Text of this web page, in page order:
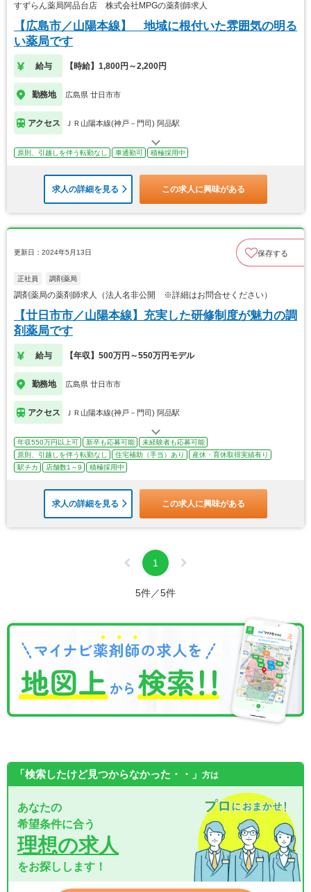
すずらん薬局阿品台店 株式会社MPGの薬剤師求人
【広島市／山陽本線】 地域に根付いた雰囲気の明る
い薬局です
給与 【時給】1,800円～2,200円
勤務地 広島県 廿日市市
アクセス ＪＲ山陽本線(神戸－門司) 阿品駅
原則、引越しを伴う転勤なし 車通勤可 積極採用中
求人の詳細を見る この求人に興味がある
更新日：2024年5月13日 保存する
正社員 調剤薬局
調剤薬局の薬剤師求人（法人名非公開 ※詳細はお問合せください）
【廿日市市／山陽本線】充実した研修制度が魅力の調
剤薬局です
給与 【年収】500万円～550万円モデル
勤務地 広島県 廿日市市
アクセス ＪＲ山陽本線(神戸－門司) 阿品駅
年収550万円以上可 新卒も応募可能
未経験者も応募可能
原則、引越しを伴う転勤なし
住宅補助（手当）あり
産休・育休取得実績有り
駅チカ
店舗数1～9 積極採用中
求人の詳細を見る この求人に興味がある
1
5件／5件
「検索したけど見つからなかった・・」 方は
あなたの
希望条件に合う
理想の求人
をお探しします！